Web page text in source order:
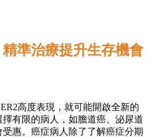
準治療提升生存機會
高度表現，就可能開啟全新的
有限的病人，如膽道癌、泌尿道
惠。癌症病人除了了解癌症分期